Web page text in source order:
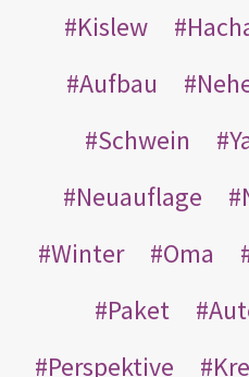
Kislew
Aufbau
Schwein
Neuauflage
Winter
Oma
Paket
Perspektive